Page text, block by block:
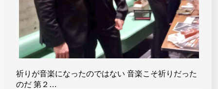
祈りが音楽になったのではない 音楽こそ祈りだった
のだ 第２…